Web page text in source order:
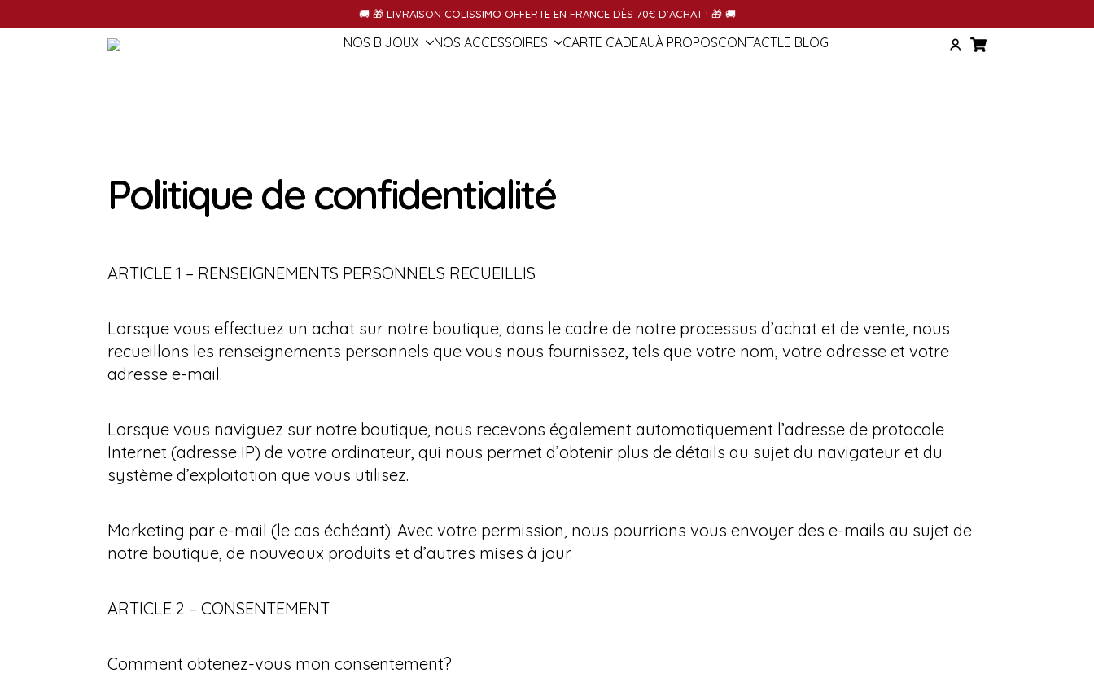
🚚 🎁 LIVRAISON COLISSIMO OFFERTE EN FRANCE DÈS 70€ D'ACHAT ! 🎁 🚚
NOS BIJOUX NOS ACCESSOIRES CARTE CADEAUÀ PROPOSCONTACTLE BLOG
NOS BIJOUX NOS ACCESSOIRES OBJETS JAPONAISCONTACT
Politique de confidentialité
ARTICLE 1 – RENSEIGNEMENTS PERSONNELS RECUEILLIS
Lorsque vous effectuez un achat sur notre boutique, dans le cadre de notre processus d’achat et de vente, nous
recueillons les renseignements personnels que vous nous fournissez, tels que votre nom, votre adresse et votre
adresse e-mail.
Lorsque vous naviguez sur notre boutique, nous recevons également automatiquement l’adresse de protocole
Internet (adresse IP) de votre ordinateur, qui nous permet d’obtenir plus de détails au sujet du navigateur et du
système d’exploitation que vous utilisez.
Marketing par e-mail (le cas échéant): Avec votre permission, nous pourrions vous envoyer des e-mails au sujet de
notre boutique, de nouveaux produits et d’autres mises à jour.
ARTICLE 2 – CONSENTEMENT
Comment obtenez-vous mon consentement?